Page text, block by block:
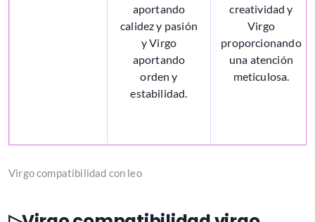
aportando
calidez y pasión
y Virgo
aportando
orden y
estabilidad.
creatividad y
Virgo
proporcionando
una atención
meticulosa.
Virgo compatibilidad con leo